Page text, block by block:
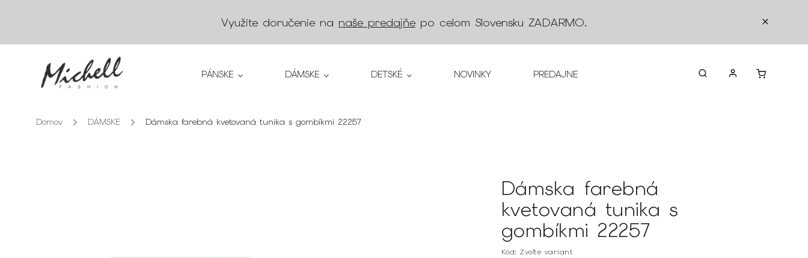
Využite doručenie na naše predajňe po celom Slovensku ZADARMO.
PÁNSKE DÁMSKE DETSKÉ NOVINKY PREDAJNE KONTAKTY
Domov / DÁMSKE / Dámska farebná kvetovaná tunika s gombíkmi 22257
Dámska farebná
kvetovaná tunika s
gombíkmi 22257
Kód: Zvoľte variant